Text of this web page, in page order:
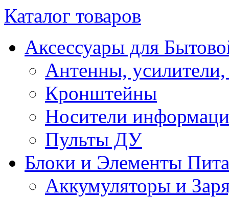
Каталог товаров
Аксессуары для
Антенны, усилители,
Кронштейны
Носители
Пульты ДУ
Блоки и Элементы
Аккумуляторы и